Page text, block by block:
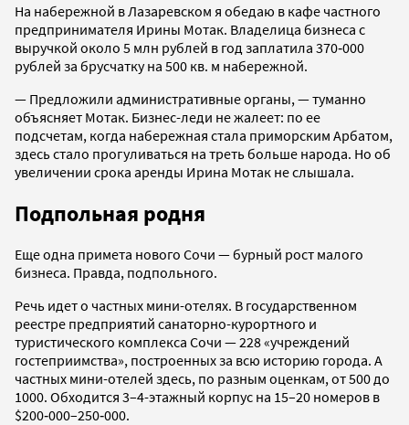
На набережной в Лазаревском я обедаю в кафе частного
предпринимателя Ирины Мотак. Владелица бизнеса с
выручкой около 5 млн рублей в год заплатила 370‑000
рублей за брусчатку на 500 кв. м набережной.
— Предложили административные органы, — туманно
объясняет Мотак. Бизнес-леди не жалеет: по ее
подсчетам, когда набережная стала приморским Арбатом,
здесь стало прогуливаться на треть больше народа. Но об
увеличении срока аренды Ирина Мотак не слышала.
Подпольная родня
Еще одна примета нового Сочи — бурный рост малого
бизнеса. Правда, подпольного.
Речь идет о частных мини-отелях. В государственном
реестре предприятий санаторно-курортного и
туристического комплекса Сочи — 228 «учреждений
гостеприимства», построенных за всю историю города. А
частных мини-отелей здесь, по разным оценкам, от 500 до
1000. Обходится 3–4-этажный корпус на 15–20 номеров в
$200‑000–250‑000.